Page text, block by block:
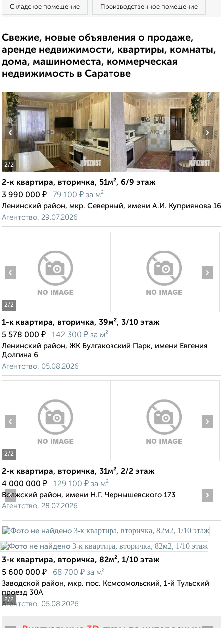
Складское помещение Производственное помещение
Свежие, новые объявления о продаже,
аренде недвижимости, квартиры, комнаты,
дома, машиноместа, коммерческая
недвижимость в Саратове
2/2
‹ ›
2-к квартира, вторичка, 51м², 6/9 этаж
3 990 000 ₽ 79 100 ₽ за м²
Ленинский район, мкр. Северный, имени А.И. Куприянова 16
Агентство, 29.07.2026
2/2
‹ ›
1-к квартира, вторичка, 39м², 3/10 этаж
5 578 000 ₽ 142 300 ₽ за м²
Ленинский район, ЖК Булгаковский Парк, имени Евгения
Долгина 6
Агентство, 05.08.2026
2/2
‹ ›
2-к квартира, вторичка, 31м², 2/2 этаж
4 000 000 ₽ 129 100 ₽ за м²
Волжский район, имени Н.Г. Чернышевского 173
Агентство, 28.07.2026
2/2
‹ ›
3-к квартира, вторичка, 82м², 1/10 этаж
5 600 000 ₽ 68 700 ₽ за м²
Заводской район, мкр. пос. Комсомольский, 1-й Тульский
проезд 30А
Агентство, 05.08.2026